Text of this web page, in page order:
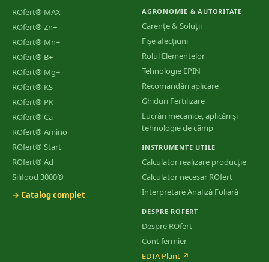
ROfert® MAX
ROfert® Zn+
ROfert® Mn+
ROfert® B+
ROfert® Mg+
ROfert® KS
ROfert® PK
ROfert® Ca
ROfert® Amino
ROfert® Start
ROfert® Ad
Silifood 3000®
→ Catalog complet
AGRONOMIE & AUTORITATE
Carențe & Soluții
Fișe afecțiuni
Rolul Elementelor
Tehnologie EPIN
Recomandări aplicare
Ghiduri Fertilizare
Lucrări mecanice, aplicări și
tehnologie de câmp
INSTRUMENTE UTILE
Calculator realizare producție
Calculator necesar ROfert
Interpretare Analiză Foliară
DESPRE ROFERT
Despre ROfert
Cont fermier
EDTA Plant ↗